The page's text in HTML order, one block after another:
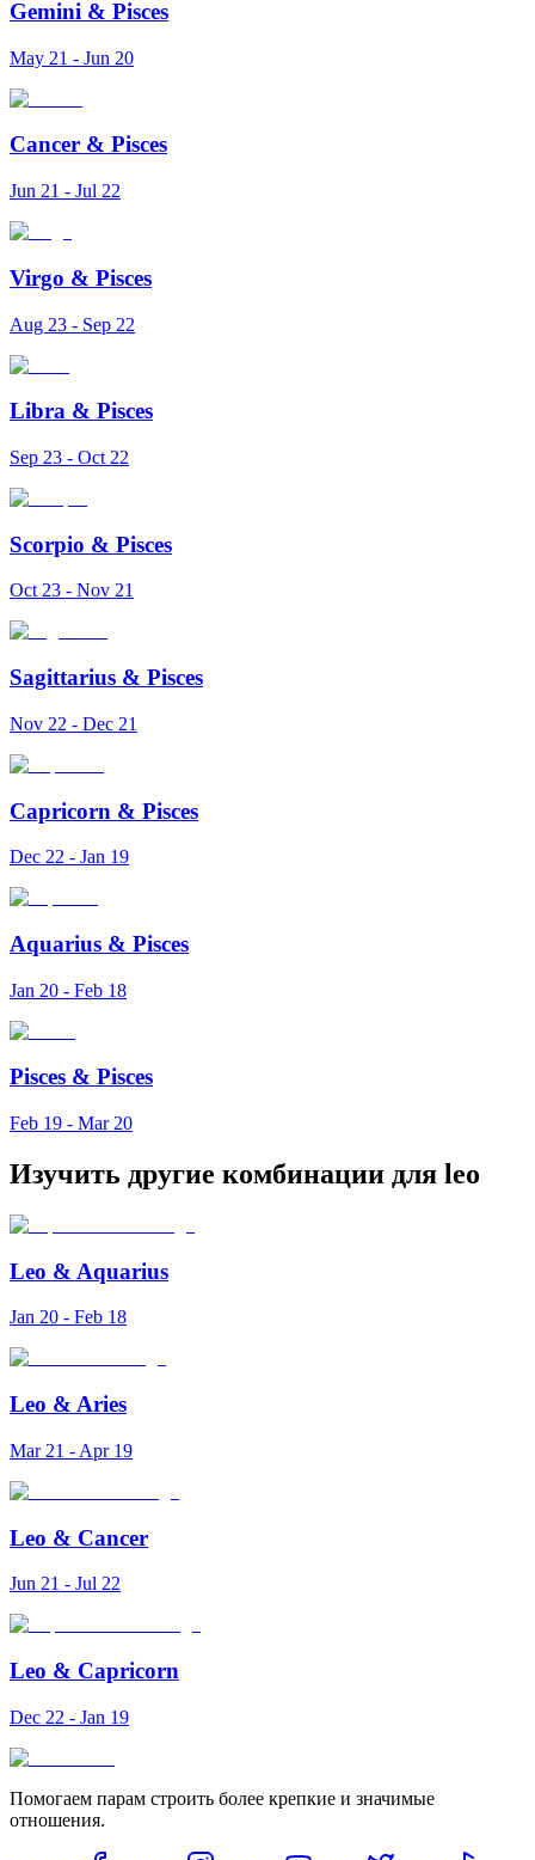
Gemini & Pisces
May 21 - Jun 20
Cancer & Pisces
Jun 21 - Jul 22
Virgo & Pisces
Aug 23 - Sep 22
Libra & Pisces
Sep 23 - Oct 22
Scorpio & Pisces
Oct 23 - Nov 21
Sagittarius & Pisces
Nov 22 - Dec 21
Capricorn & Pisces
Dec 22 - Jan 19
Aquarius & Pisces
Jan 20 - Feb 18
Pisces & Pisces
Feb 19 - Mar 20
Изучить другие комбинации для leo
Leo & Aquarius
Jan 20 - Feb 18
Leo & Aries
Mar 21 - Apr 19
Leo & Cancer
Jun 21 - Jul 22
Leo & Capricorn
Dec 22 - Jan 19
Помогаем парам строить более крепкие и значимые
отношения.